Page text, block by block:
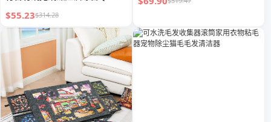
$55.23$314.28